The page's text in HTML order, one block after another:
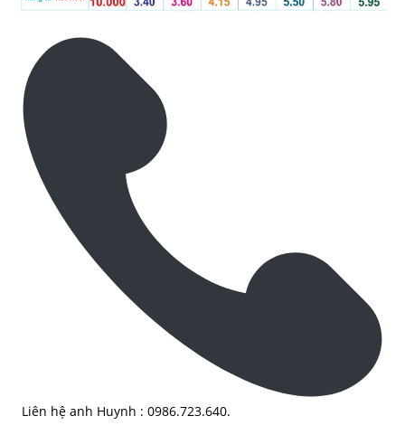
Liên hệ anh Huynh : 0986.723.640.